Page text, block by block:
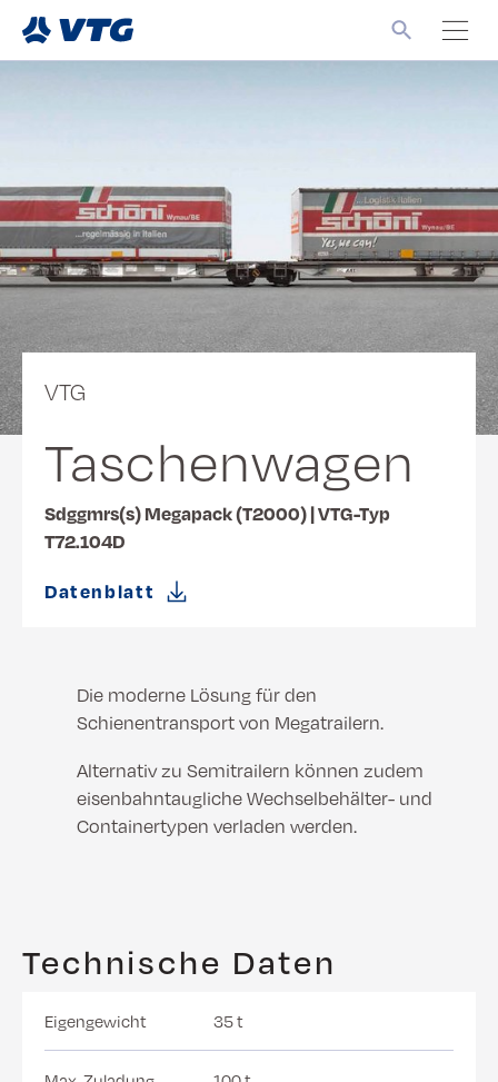
VTG
Taschenwagen
Sdggmrs(s) Megapack (T2000) | VTG-Typ
T72.104D
Datenblatt
Die moderne Lösung für den
Schienentransport von Megatrailern.
Alternativ zu Semitrailern können zudem
eisenbahntaugliche Wechselbehälter- und
Containertypen verladen werden.
Technische Daten
Eigengewicht 35 t